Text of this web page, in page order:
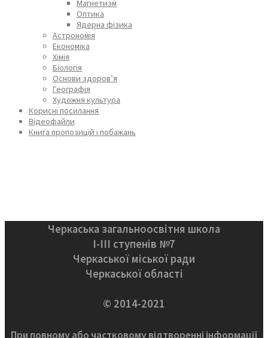
Магнетизм
Оптика
Ядерна фізика
Астрономія
Економіка
Хімія
Біологія
Основи здоров’я
Географія
Художня культура
Корисні посилання
Відеофайли
Книга пропозицій і побажань
Черкаська загальноосвітня школа
І-ІІІ ступенів №7
Черкаської міської ради
Черкаської області
© 2014-2021
При повному або частковому відтворенні інформації